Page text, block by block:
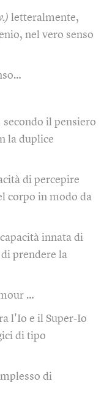
letteralmente,
nel vero senso
secondo il pensiero
la duplice
di percepire
corpo in modo da
capacità innata di
prendere la
…
l'Io e il Super-Io
di tipo
di